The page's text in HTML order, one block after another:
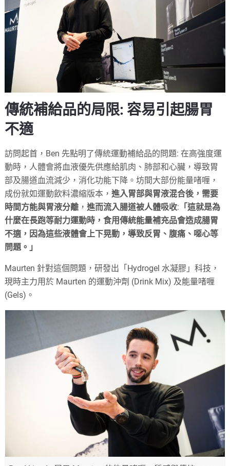
傳統補給品的局限: 容易引起腸胃
不適
訪問起首，Ben 先點明了傳統運動補給品的問題: 在高強度運
動時，人體會將血液優先供應給肌肉、肺部和心臟，導致胃
部及腸道血流減少，消化功能下降。坊間大部份能量啫喱，
成份就如運動飲料濃縮版本，進入胃部與胃液混合後，需要
時間方能與胃液分離 ，進而流入腸道被人體吸收: 「這就是為
什麼在長跑等耐力運動時，食用傳統能量補充品會造成腸胃
不適，因為這些液體會上下晃動，導致反胃、腹痛、噁心等
問題。」
Maurten 針對這個問題，研發出「Hydrogel 水凝膠」科技，
現時主力用於 Maurten 的運動沖劑 (Drink Mix) 及能量啫喱
(Gels)。